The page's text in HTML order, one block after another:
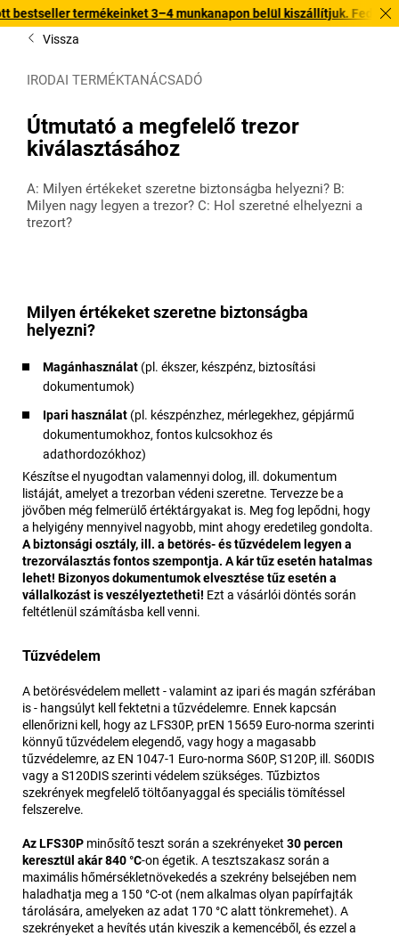
3–4 munkanapon belül kiszállítjuk. Fedezze fel gyors
Vissza
IRODAI TERMÉKTANÁCSADÓ
Útmutató a megfelelő trezor
kiválasztásához
A: Milyen értékeket szeretne biztonságba helyezni? B:
Milyen nagy legyen a trezor? C: Hol szeretné elhelyezni a
trezort?
Milyen értékeket szeretne biztonságba
helyezni?
Magánhasználat (pl. ékszer, készpénz, biztosítási
dokumentumok)
Ipari használat (pl. készpénzhez, mérlegekhez, gépjármű
dokumentumokhoz, fontos kulcsokhoz és
adathordozókhoz)
Készítse el nyugodtan valamennyi dolog, ill. dokumentum
listáját, amelyet a trezorban védeni szeretne. Tervezze be a
jövőben még felmerülő értéktárgyakat is. Meg fog lepődni, hogy
a helyigény mennyivel nagyobb, mint ahogy eredetileg gondolta.
A biztonsági osztály, ill. a betörés- és tűzvédelem legyen a
trezorválasztás fontos szempontja. A kár tűz esetén hatalmas
lehet! Bizonyos dokumentumok elvesztése tűz esetén a
vállalkozást is veszélyeztetheti! Ezt a vásárlói döntés során
feltétlenül számításba kell venni.
Tűzvédelem
A betörésvédelem mellett - valamint az ipari és magán szférában
is - hangsúlyt kell fektetni a tűzvédelemre. Ennek kapcsán
ellenőrizni kell, hogy az LFS30P, prEN 15659 Euro-norma szerinti
könnyű tűzvédelem elegendő, vagy hogy a magasabb
tűzvédelemre, az EN 1047-1 Euro-norma S60P, S120P, ill. S60DIS
vagy a S120DIS szerinti védelem szükséges. Tűzbiztos
szekrények megfelelő töltőanyaggal és speciális tömítéssel
felszerelve.
Az LFS30P minősítő teszt során a szekrényeket 30 percen
keresztül akár 840 °C-on égetik. A tesztszakasz során a
maximális hőmérsékletnövekedés a szekrény belsejében nem
haladhatja meg a 150 °C-ot (nem alkalmas olyan papírfajták
tárolására, amelyeken az adat 170 °C alatt tönkremehet). A
szekrényeket a hevítés után kiveszik a kemencéből, és ezzel a